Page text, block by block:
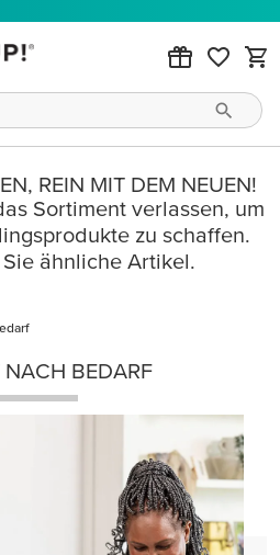
REIN MIT DEM NEUEN!
Sortiment verlassen, um
zu schaffen.
ähnliche Artikel.
NACH BEDARF